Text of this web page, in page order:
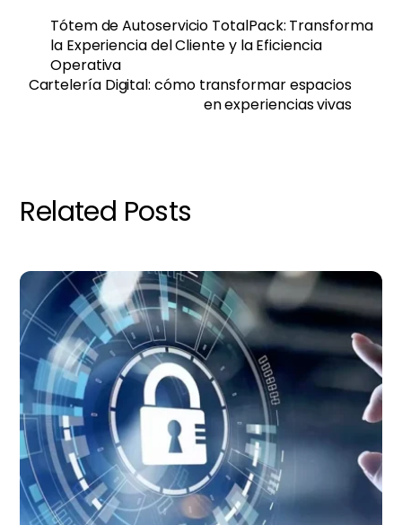
Tótem de Autoservicio TotalPack: Transforma
la Experiencia del Cliente y la Eficiencia
Operativa
Cartelería Digital: cómo transformar espacios
en experiencias vivas
Related Posts